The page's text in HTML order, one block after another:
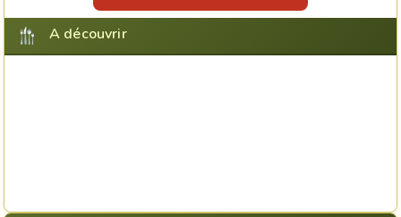
A découvrir